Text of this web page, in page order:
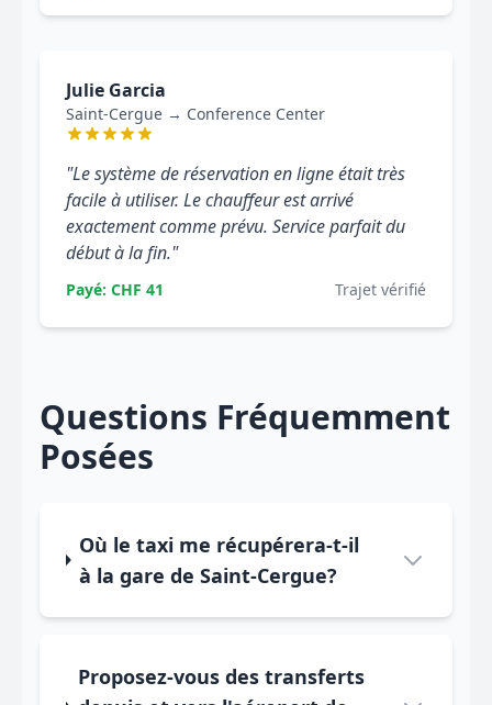
Julie Garcia
Saint-Cergue → Conference Center
"Le système de réservation en ligne était très
facile à utiliser. Le chauffeur est arrivé
exactement comme prévu. Service parfait du
début à la fin."
Payé: CHF 41 Trajet vérifié
Questions Fréquemment
Posées
Où le taxi me récupérera-t-il
à la gare de Saint-Cergue?
Proposez-vous des transferts